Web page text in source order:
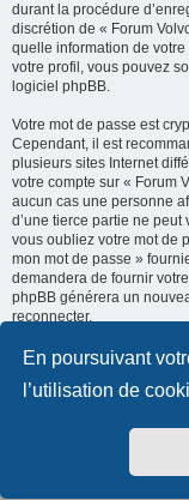
En poursuivant
l’utilisation de
durant la procédure
discrétion de « Forum
quelle information de
votre profil, vous pouvez
logiciel phpBB.
Votre mot de passe est
Cependant, il est
plusieurs sites Internet
votre compte sur « Forum
aucun cas une personne
d’une tierce partie ne
vous oubliez votre mot de
mon mot de passe »
demandera de fournir
phpBB générera un
reconnecter.
Retour à la page
Index du forum
Développé